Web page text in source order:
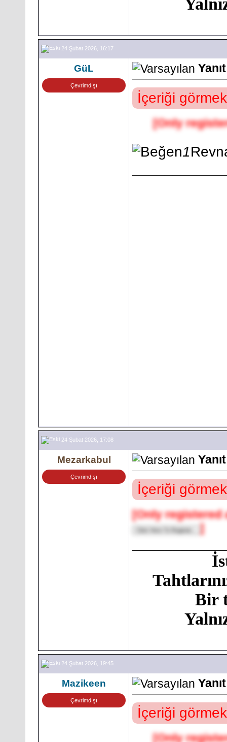
24 Şubat 2026, 16:17
GüL
Çevrimdışı
İçeriği
[Only
1
24 Şubat 2026, 17:08
Mezarkabul
Çevrimdışı
İçeriği
[Only registered
]
Bir
24 Şubat 2026, 19:45
Mazikeen
Çevrimdışı
İçeriği
[Only